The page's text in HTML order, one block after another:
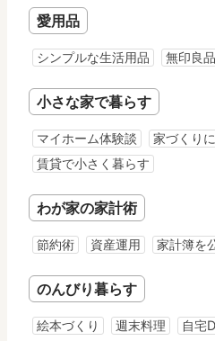
愛用品
シンプルな生活用品 無印良
小さな家で暮らす
マイホーム体験談
家づくり
賃貸で小さく暮らす
わが家の家計術
節約術 資産運用 家計簿を
のんびり暮らす
絵本づくり 週末料理 自宅